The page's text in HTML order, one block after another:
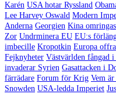
Karén USA hotar Ryssland
Lee Harvey Oswald Modern
Anderna Georgien Kina omringas
Zor Undrminera EU EU:s
imbecille Kropotkin Europa
Fejknyheter Västvärlden fångad
invaderar Syrien Gasattacken i
färrädare Forum för Krig Vem
Snowden USA-ledda Imperiet